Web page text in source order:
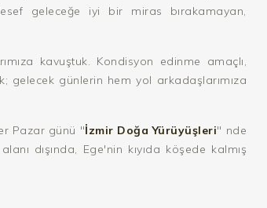
geleceğe iyi bir miras bırakamayan,
kavuştuk. Kondisyon edinme amaçlı,
günlerin hem yol arkadaşlarımıza
Pazar günü "İzmir Doğa Yürüyüşleri" nde
dışında, Ege'nin kıyıda köşede kalmış